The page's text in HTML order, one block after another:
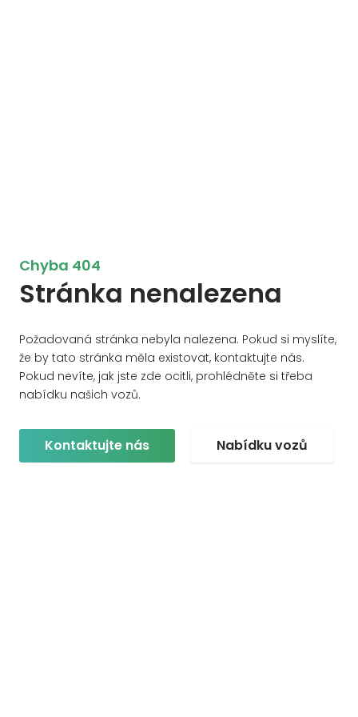
Chyba 404
Stránka nenalezena
Požadovaná stránka nebyla nalezena. Pokud si myslíte,
že by tato stránka měla existovat, kontaktujte nás.
Pokud nevíte, jak jste zde ocitli, prohlédněte si třeba
nabídku našich vozů.
Kontaktujte nás Nabídku vozů